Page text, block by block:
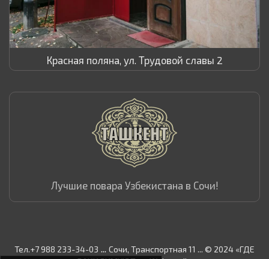
Красная поляна, ул. Трудовой славы 2
Лучшие повара Узбекистана в Сочи!
Тел.+7 988 233-34-03 ... Сочи, Транспортная 11 ... © 2024 «ГДЕ